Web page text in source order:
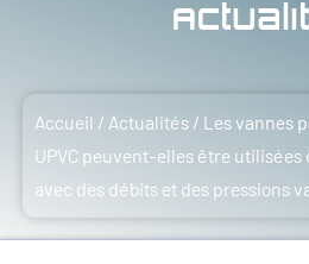
Accueil / Actualités / Les vannes
UPVC peuvent-elles être utilisées
avec des débits et des pressions